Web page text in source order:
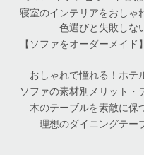
寝室のインテリアをおしゃ
色選びと失敗しな
【ソファをオーダーメイ
おしゃれで憧れる！ホテ
ソファの素材別メリット・
木のテーブルを素敵に保
理想のダイニングテー